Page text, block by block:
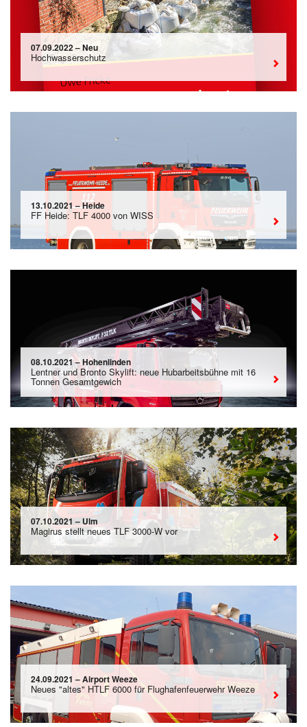
07.09.2022 – Neu
Hochwasserschutz
13.10.2021 – Heide
FF Heide: TLF 4000 von WISS
08.10.2021 – Hohenlinden
Lentner und Bronto Skylift: neue Hubarbeitsbühne mit 16
Tonnen Gesamtgewich
07.10.2021 – Ulm
Magirus stellt neues TLF 3000-W vor
24.09.2021 – Airport Weeze
Neues "altes" HTLF 6000 für Flughafenfeuerwehr Weeze